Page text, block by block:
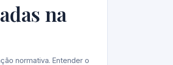
na
normativa. Entender o